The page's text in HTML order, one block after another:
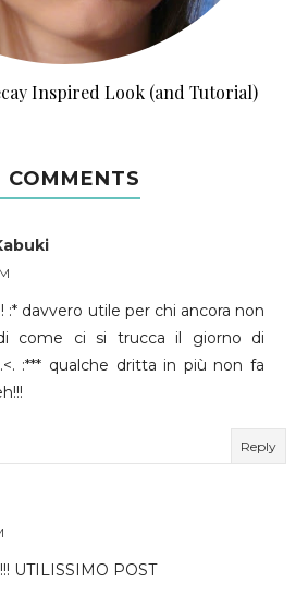
Inspired Look (and Tutorial)
COMMENTS
:* davvero utile per chi ancora non
come ci si trucca il giorno di
:*** qualche dritta in più non fa
Reply
UTILISSIMO POST